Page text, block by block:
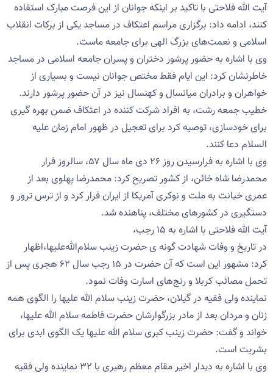
آیت الله فلاحتی با تاکید بر اینکه جوانان از این فرصت ‌مبارک استفاده
کنند، ادامه داد: برگزاری مراسم اعتکاف در مساجد یکی از برکات انقلاب
اسلامی و نعمت‌های بزرگ الهی برای جامعه ماست.
وی با اشاره به حضور پرشور دختران و پسران جامعه اسلامی در مساجد
خاطرنشان کرد: این ایام فقط مختص جوانان نیست و بسیاری از
خواهران و برادران میانسال و کهنسال نیز در آن حضور پرشور دارند.
خطیب جمعه رشت، به افراد شرکت کننده در اعتکاف ضمن بهره گیری
برای خودسازی، توصیه کرد برای تعجیل در ظهور امام زمان علیه
السلام دعا کنند.
وی با اشاره به فرارسیدن روز ۲۶ دی ماه سال ۵۷، سالروز فرار
محمدرضا شاه خائن، از کشور تصریح کرد: محمدرضا پهلوی بعد از
عمری خیانت به ملت و نوکری آمریکا از ایران فرار کرد و از ترس ترور و
دستگیری در کشورهای مختلف، پناهنده شد.
آیت الله فلاحتی با اشاره به ۱۵ رجب،
در تاریخ و وفات شهادت گونه ی حضرت زینب سلام‌الله‌علیها،اظهار
کرد: مشهور این است که آن حضرت در ۱۵ رجب سال ۶۲ هجری پس از
تحمل مصائب کربلا و رنج‌های اسارت وفات نمود.
نماینده ولی فقیه در گیلان، حضرت زینب سلام الله علیها را الگوی همه
زنان و مردان بعد از مادر بزرگوارشان حضرت فاطمه سلام الله علیها،
خواند و گفت: حضرت زینب کبری سلام الله علیها یک الگوی ابدی برای
بشریت است.
وی با اشاره به دیدار اخیر مقام معظم رهبری با ۳۲ نماینده ولی فقیه